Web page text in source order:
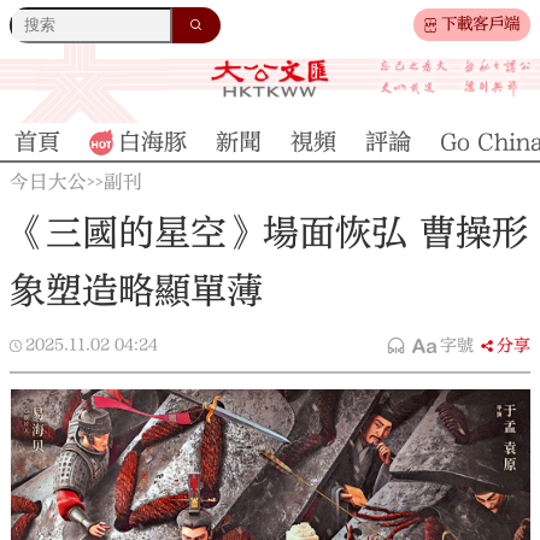
下載客戶端
首頁 白海豚 新聞 視頻 評論 Go
今日大公>>副刊
《三國的星空》場面恢弘 曹操形
象塑造略顯單薄
2025.11.02 04:24 字號 分享